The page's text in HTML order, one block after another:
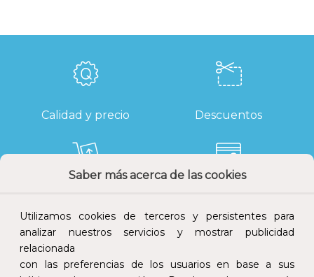
Saber más acerca de las cookies
Utilizamos cookies de terceros y persistentes para
analizar nuestros servicios y mostrar publicidad
relacionada
con las preferencias de los usuarios en base a sus
Calidad y precio Descuentos